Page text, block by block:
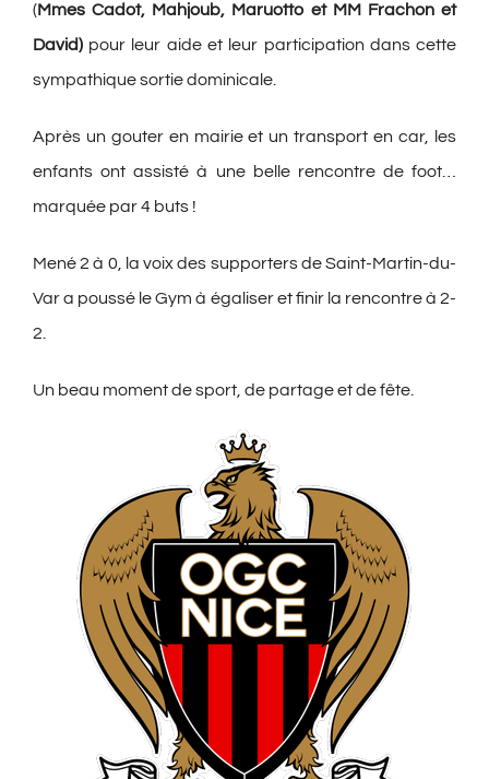
(Mmes Cadot, Mahjoub, Maruotto et MM Frachon et
David)pour leur aide et leur participation dans cette
sympathique sortie dominicale.
Après un gouter en mairie et un transport en car, les
enfants ont assisté à une belle rencontre de foot…
marquée par 4 buts !
Mené 2 à 0, la voix des supporters de Saint-Martin-du-
Var a poussé le Gym à égaliser et finir la rencontre à 2-
2.
Un beau moment de sport, de partage et de fête.